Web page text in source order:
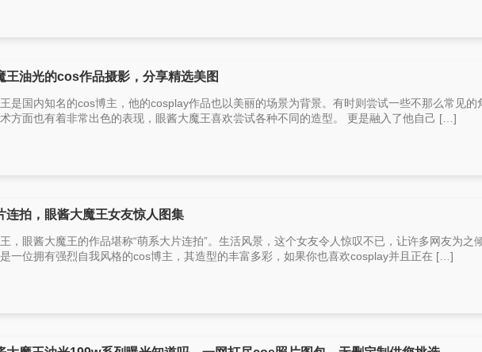
王油光的cos作品摄影，分享精选美图
是国内知名的cos博主，他的cosplay作品也以美丽的场景为背景。有时则尝试一些不那么常见的
方面也有着非常出色的表现，眼酱大魔王喜欢尝试各种不同的造型。 更是融入了他自己 […]
连拍，眼酱大魔王女友惊人图集
，眼酱大魔王的作品堪称“萌系大片连拍”。生活风景，这个女友令人惊叹不已，让许多网友为之
一位拥有强烈自我风格的cos博主，其造型的丰富多彩，如果你也喜欢cosplay并且正在 […]